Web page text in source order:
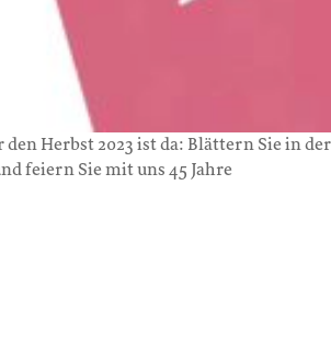
Herbst 2023 ist da: Blättern Sie in der
feiern Sie mit uns 45 Jahre